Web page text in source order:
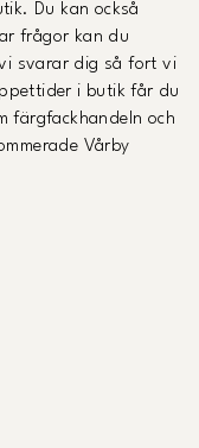
Du kan också
frågor kan du
svarar dig så fort vi
i butik får du
färgfackhandeln och
Vårby